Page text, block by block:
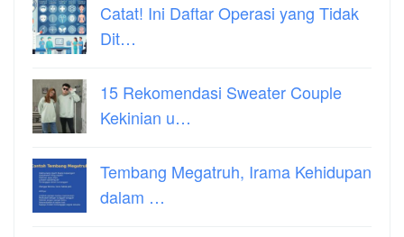
Catat! Ini Daftar Operasi yang Tidak
Dit…
15 Rekomendasi Sweater Couple
Kekinian u…
Tembang Megatruh, Irama Kehidupan
dalam …